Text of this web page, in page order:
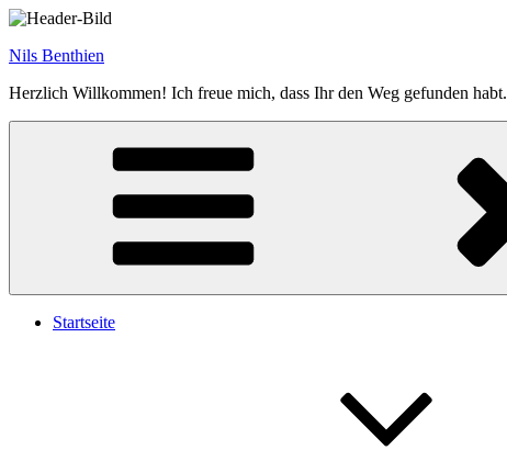
Zum
springen
Nils Benthien
Herzlich Willkommen! Ich freue mich, dass Ihr den Weg gefunden habt.
Startseite